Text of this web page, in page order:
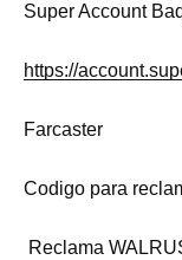
Super Account
https://
Farcaster
Codigo para
Reclama